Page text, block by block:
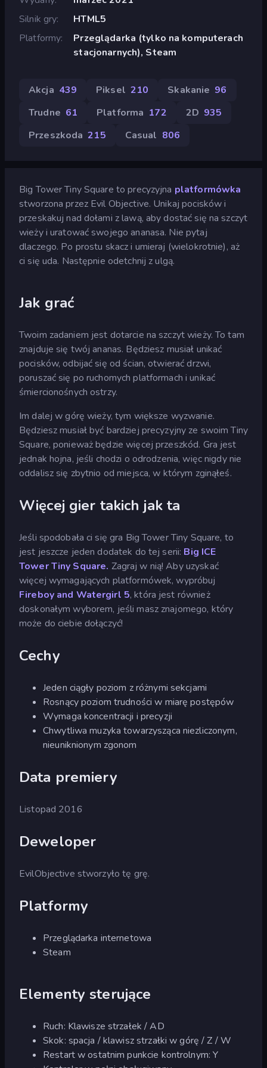
Silnik gry
HTML5
Platformy
Przeglądarka (tylko na komputerach
stacjonarnych), Steam
Akcja 439 Piksel 210 Skakanie 96
Trudne 61 Platforma 172 2D 935
Przeszkoda 215 Casual 806
Big Tower Tiny Square to precyzyjna platformówka
stworzona przez Evil Objective. Unikaj pocisków i
przeskakuj nad dołami z lawą, aby dostać się na szczyt
wieży i uratować swojego ananasa. Nie pytaj
dlaczego. Po prostu skacz i umieraj (wielokrotnie), aż
ci się uda. Następnie odetchnij z ulgą.
Jak grać
Twoim zadaniem jest dotarcie na szczyt wieży. To tam
znajduje się twój ananas. Będziesz musiał unikać
pocisków, odbijać się od ścian, otwierać drzwi,
poruszać się po ruchomych platformach i unikać
śmiercionośnych ostrzy.
Im dalej w górę wieży, tym większe wyzwanie.
Będziesz musiał być bardziej precyzyjny ze swoim Tiny
Square, ponieważ będzie więcej przeszkód. Gra jest
jednak hojna, jeśli chodzi o odrodzenia, więc nigdy nie
oddalisz się zbytnio od miejsca, w którym zginąłeś.
Więcej gier takich jak ta
Jeśli spodobała ci się gra Big Tower Tiny Square, to
jest jeszcze jeden dodatek do tej serii: Big ICE
Tower Tiny Square. Zagraj w nią! Aby uzyskać
więcej wymagających platformówek, wypróbuj
Fireboy and Watergirl 5, która jest również
doskonałym wyborem, jeśli masz znajomego, który
może do ciebie dołączyć!
Cechy
Jeden ciągły poziom z różnymi sekcjami
Rosnący poziom trudności w miarę postępów
Wymaga koncentracji i precyzji
Chwytliwa muzyka towarzysząca niezliczonym,
nieuniknionym zgonom
Data premiery
Listopad 2016
Deweloper
EvilObjective stworzyło tę grę.
Platformy
Przeglądarka internetowa
Steam
Elementy sterujące
Ruch: Klawisze strzałek / AD
Skok: spacja / klawisz strzałki w górę / Z / W
Restart w ostatnim punkcie kontrolnym: Y